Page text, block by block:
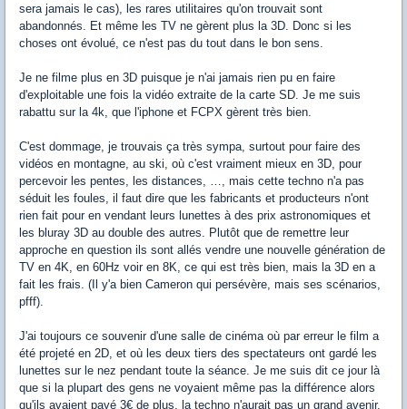
sera jamais le cas), les rares utilitaires qu'on trouvait sont
abandonnés. Et même les TV ne gèrent plus la 3D. Donc si les
choses ont évolué, ce n'est pas du tout dans le bon sens.
Je ne filme plus en 3D puisque je n'ai jamais rien pu en faire
d'exploitable une fois la vidéo extraite de la carte SD. Je me suis
rabattu sur la 4k, que l'iphone et FCPX gèrent très bien.
C'est dommage, je trouvais ça très sympa, surtout pour faire des
vidéos en montagne, au ski, où c'est vraiment mieux en 3D, pour
percevoir les pentes, les distances, …, mais cette techno n'a pas
séduit les foules, il faut dire que les fabricants et producteurs n'ont
rien fait pour en vendant leurs lunettes à des prix astronomiques et
les bluray 3D au double des autres. Plutôt que de remettre leur
approche en question ils sont allés vendre une nouvelle génération de
TV en 4K, en 60Hz voir en 8K, ce qui est très bien, mais la 3D en a
fait les frais. (Il y'a bien Cameron qui persévère, mais ses scénarios,
pfff).
J'ai toujours ce souvenir d'une salle de cinéma où par erreur le film a
été projeté en 2D, et où les deux tiers des spectateurs ont gardé les
lunettes sur le nez pendant toute la séance. Je me suis dit ce jour là
que si la plupart des gens ne voyaient même pas la différence alors
qu'ils avaient payé 3€ de plus, la techno n'aurait pas un grand avenir.